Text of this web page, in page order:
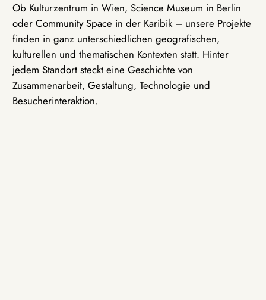
Ob Kulturzentrum in Wien, Science Museum in Berlin
oder Community Space in der Karibik – unsere Projekte
finden in ganz unterschiedlichen geografischen,
kulturellen und thematischen Kontexten statt. Hinter
jedem Standort steckt eine Geschichte von
Zusammenarbeit, Gestaltung, Technologie und
Besucherinteraktion.